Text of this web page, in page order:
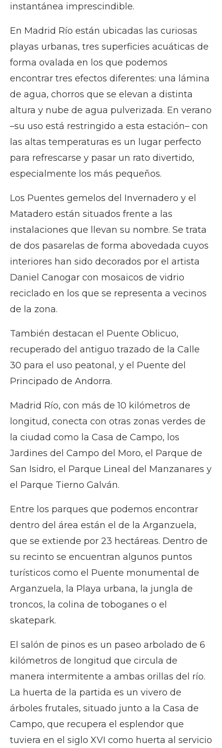
instantánea imprescindible.
En Madrid Río están ubicadas las curiosas
playas urbanas, tres superficies acuáticas de
forma ovalada en los que podemos
encontrar tres efectos diferentes: una lámina
de agua, chorros que se elevan a distinta
altura y nube de agua pulverizada. En verano
–su uso está restringido a esta estación– con
las altas temperaturas es un lugar perfecto
para refrescarse y pasar un rato divertido,
especialmente los más pequeños.
Los Puentes gemelos del Invernadero y el
Matadero están situados frente a las
instalaciones que llevan su nombre. Se trata
de dos pasarelas de forma abovedada cuyos
interiores han sido decorados por el artista
Daniel Canogar con mosaicos de vidrio
reciclado en los que se representa a vecinos
de la zona.
También destacan el Puente Oblicuo,
recuperado del antiguo trazado de la Calle
30 para el uso peatonal, y el Puente del
Principado de Andorra.
Madrid Río, con más de 10 kilómetros de
longitud, conecta con otras zonas verdes de
la ciudad como la Casa de Campo, los
Jardines del Campo del Moro, el Parque de
San Isidro, el Parque Lineal del Manzanares y
el Parque Tierno Galván.
Entre los parques que podemos encontrar
dentro del área están el de la Arganzuela,
que se extiende por 23 hectáreas. Dentro de
su recinto se encuentran algunos puntos
turísticos como el Puente monumental de
Arganzuela, la Playa urbana, la jungla de
troncos, la colina de toboganes o el
skatepark.
El salón de pinos es un paseo arbolado de 6
kilómetros de longitud que circula de
manera intermitente a ambas orillas del río.
La huerta de la partida es un vivero de
árboles frutales, situado junto a la Casa de
Campo, que recupera el esplendor que
tuviera en el siglo XVI como huerta al servicio